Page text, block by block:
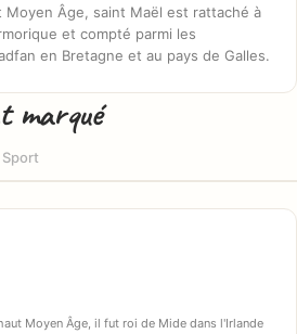
Moyen Âge, saint Maël est rattaché à
et compté parmi les
en Bretagne et au pays de Galles.
marqué
Sport
Moyen Âge, il fut roi de Mide dans l'Irlande